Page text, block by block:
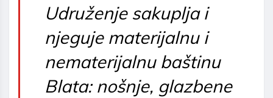
Udruženje sakuplja i
njeguje materijalnu i
nematerijalnu baštinu
Blata: nošnje, glazbene